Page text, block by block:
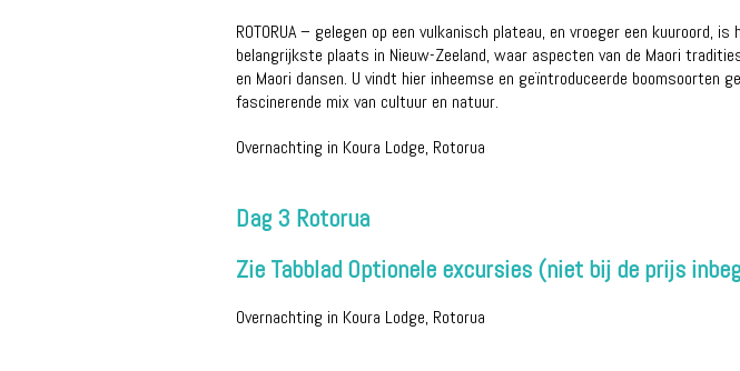
ROTORUA – gelegen op een vulkanisch plateau, en vroeger een
belangrijkste plaats in Nieuw-Zeeland, waar aspecten van de Maori
en Maori dansen. U vindt hier inheemse en geïntroduceerde boomsoorten
fascinerende mix van cultuur en natuur.
Overnachting in Koura Lodge, Rotorua
Dag 3 Rotorua
Zie Tabblad Optionele excursies (niet bij de prijs
Overnachting in Koura Lodge, Rotorua